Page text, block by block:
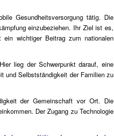
Gesundheitsversorgung tätig. Die
einzubeziehen. Ihr Ziel ist es,
wichtiger Beitrag zum nationalen
lieg der Schwerpunkt darauf, eine
und Selbstständigkeit der Familien zu
der Gemeinschaft vor Ort. Die
Der Zugang zu Technologie